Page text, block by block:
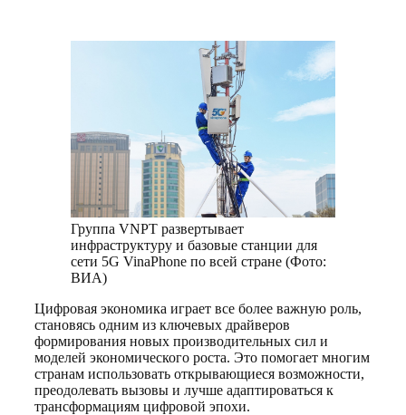
Группа VNPT развертывает
инфраструктуру и базовые станции для
сети 5G VinaPhone по всей стране (Фото:
ВИА)
Цифровая экономика играет все более важную роль,
становясь одним из ключевых драйверов
формирования новых производительных сил и
моделей экономического роста. Это помогает многим
странам использовать открывающиеся возможности,
преодолевать вызовы и лучше адаптироваться к
трансформациям цифровой эпохи.